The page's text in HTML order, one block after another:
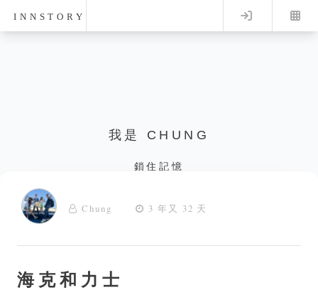
INNSTORY Log in
我是 CHUNG
鎖住記憶
Chung 3 年又 32 天
海克和力士